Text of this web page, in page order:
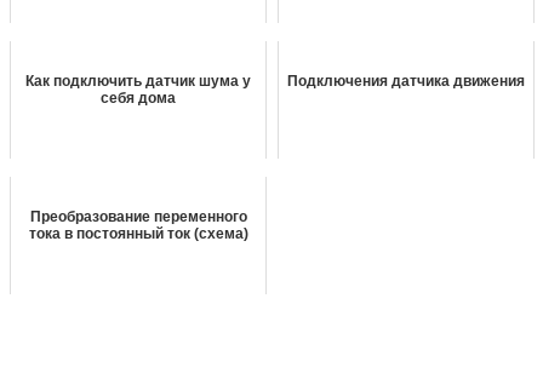
Как подключить датчик шума у
себя дома
Подключения датчика движения
Преобразование переменного
тока в постоянный ток (схема)